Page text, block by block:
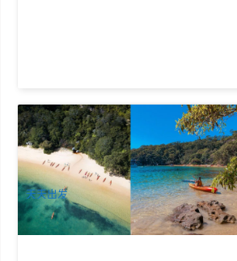
悉尼曼利海滩｜单人皮划艇(独木舟)租赁
｜4 小时自由探索北港海湾与秘境沙滩
71 已预订
AUD $60.00
SYD04351
天天出发